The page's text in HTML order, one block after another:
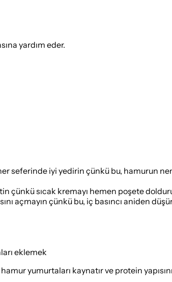
yardım eder.
seferinde iyi yedirin çünkü bu, hamurun
çünkü sıcak kremayı hemen poşete
açmayın çünkü bu, iç basıncı aniden
eklemek
yumurtaları kaynatır ve protein